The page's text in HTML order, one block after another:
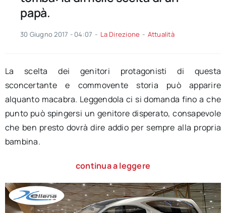
papà.
30 Giugno 2017 - 04:07 - La Direzione - Attualità
La scelta dei genitori protagonisti di questa
sconcertante e commovente storia può apparire
alquanto macabra. Leggendola ci si domanda fino a che
punto può spingersi un genitore disperato, consapevole
che ben presto dovrà dire addio per sempre alla propria
bambina.
continua a leggere